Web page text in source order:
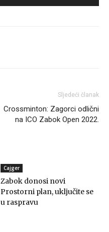
Sljedeći članak
Crossminton: Zagorci odlični
na ICO Zabok Open 2022.
Cajger
Zabok donosi novi
Prostorni plan, uključite se
u raspravu